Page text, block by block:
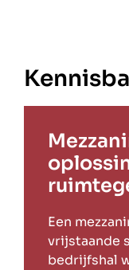
Een
vrijstaande
bedrijfshal